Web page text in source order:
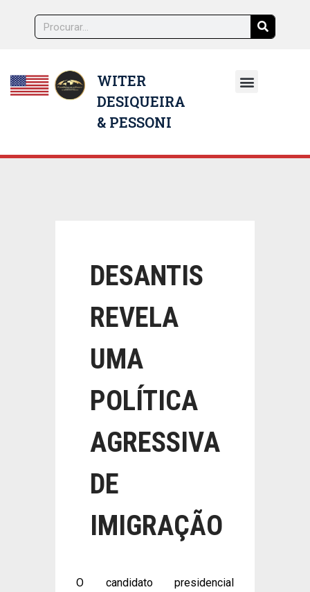
WITER
DESIQUEIRA
& PESSONI
DESANTIS
REVELA
UMA
POLÍTICA
AGRESSIVA
DE
IMIGRAÇÃO
O candidato presidencial